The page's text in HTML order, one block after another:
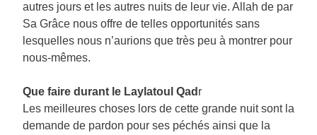
autres jours et les autres nuits de leur vie. Allah de par
Sa Grâce nous offre de telles opportunités sans
lesquelles nous n’aurions que très peu à montrer pour
nous-mêmes.
Que faire durant le Laylatoul Qad r
Les meilleures choses lors de cette grande nuit sont la
demande de pardon pour ses péchés ainsi que la